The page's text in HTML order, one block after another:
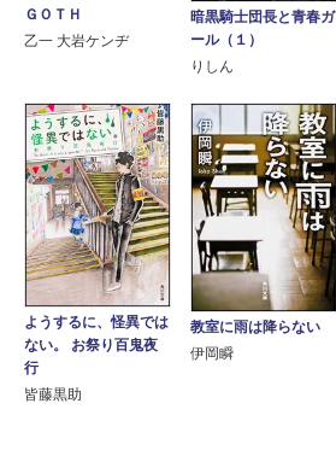
ＧＯＴＨ
乙一 大岩ケンヂ
暗黒騎士団長と青春ガ
ール（１）
りしん
ようするに、怪異では
ない。 お祭り百鬼夜
行
皆藤黒助
教室に雨は降らない
伊岡瞬